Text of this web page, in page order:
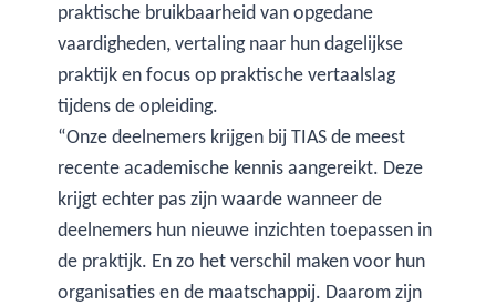
praktische bruikbaarheid van opgedane
vaardigheden, vertaling naar hun dagelijkse
praktijk en focus op praktische vertaalslag
tijdens de opleiding.
“Onze deelnemers krijgen bij TIAS de meest
recente academische kennis aangereikt. Deze
krijgt echter pas zijn waarde wanneer de
deelnemers hun nieuwe inzichten toepassen in
de praktijk. En zo het verschil maken voor hun
organisaties en de maatschappij. Daarom zijn